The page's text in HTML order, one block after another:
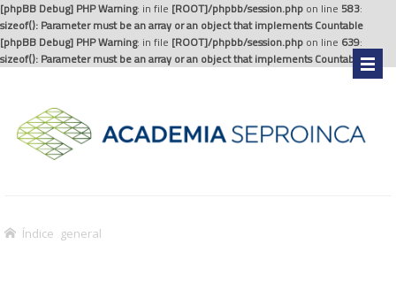
[phpBB Debug] PHP Warning: in file [ROOT]/phpbb/session.php on line 583:
sizeof(): Parameter must be an array or an object that implements Countable
[phpBB Debug] PHP Warning: in file [ROOT]/phpbb/session.php on line 639:
sizeof(): Parameter must be an array or an object that implements Countable
Índice general